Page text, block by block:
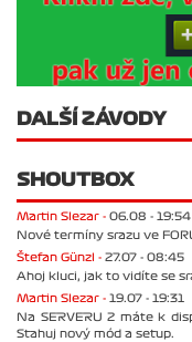
DALŠÍ ZÁVODY
SHOUTBOX
Martin Slezar - 06.08 - 19:54
Nové termíny srazu ve
Štefan Günzl - 27.07 - 08:45
Ahoj kluci, jak to vidíte se
Martin Slezar - 19.07 - 19:31
Na SERVERU 2 máte k
Stahuj nový mód a setup.